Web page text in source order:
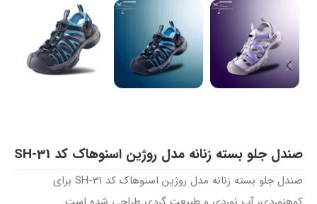
صندل جلو بسته زنانه مدل روژین اسنوهاک کد SH-31
صندل جلو بسته زنانه مدل روژین اسنوهاک کد SH-31 برای